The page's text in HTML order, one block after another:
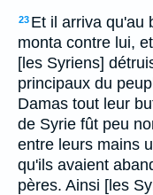
23 Et il arriva qu'au
monta contre lui,
[les Syriens]
principaux du
Damas tout leur
de Syrie fût peu
entre leurs mains
qu'ils avaient
pères. Ainsi [les